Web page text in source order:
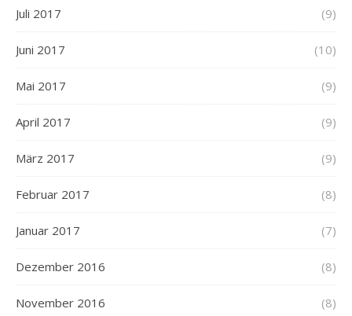
Juli 2017 (9)
Juni 2017 (10)
Mai 2017 (9)
April 2017 (9)
März 2017 (9)
Februar 2017 (8)
Januar 2017 (7)
Dezember 2016 (8)
November 2016 (8)